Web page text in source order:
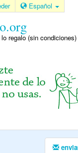
Español
regalo (sin condiciones)